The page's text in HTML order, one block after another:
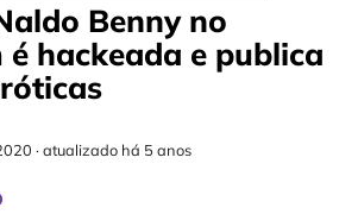
Benny no
hackeada e publica
·atualizado há 5 anos